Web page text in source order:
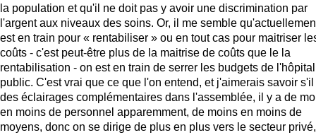
la population et qu'il ne doit pas y avoir une discrimination par
l'argent aux niveaux des soins. Or, il me semble
est en train pour « rentabiliser » ou en tout cas pour maitriser
coûts - c'est peut-être plus de la maitrise de coûts que le la
rentabilisation - on est en train de serrer les budgets de l'hôpital
public. C'est vrai que ce que l'on entend, et j'aimerais savoir s'il
des éclairages complémentaires dans l'assemblée, il y a de
en moins de personnel apparemment, de moins en moins de
moyens, donc on se dirige de plus en plus vers le secteur